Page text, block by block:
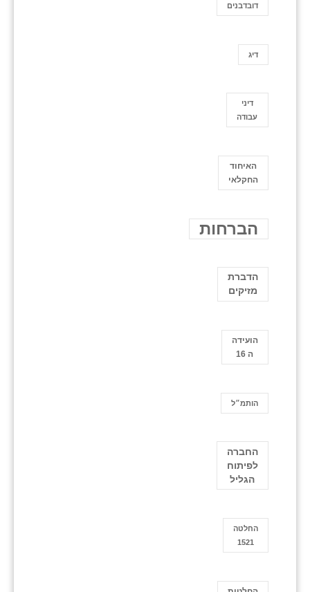
דובדבנים
דיג
דיני
עבודה
האיחוד
החקלאי
הברחות
הדברת
מזיקים
הועידה
ה 16
הותמ״ל
החברה
לפיתוח
הגליל
החלטה
1521